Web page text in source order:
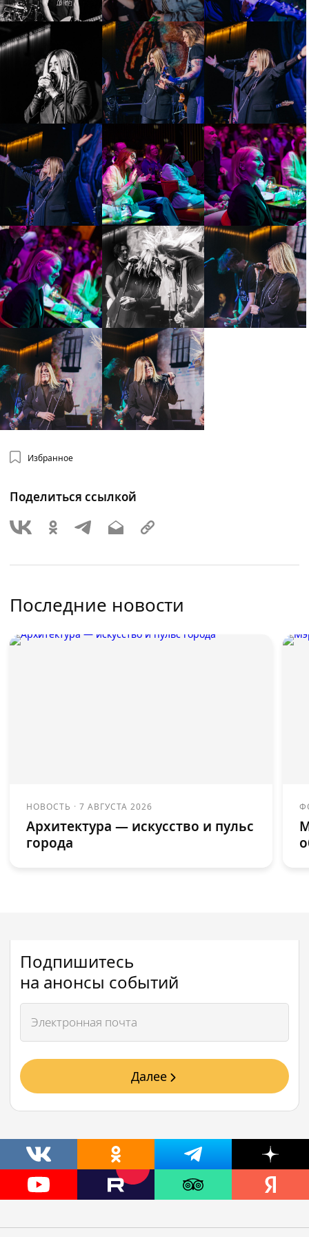
Избранное
Поделиться ссылкой
Последние новости
НОВОСТЬ ·7 АВГУСТА 2026
Архитектура — искусство и пульс
города
Подпишитесь
на анонсы событий
Далее